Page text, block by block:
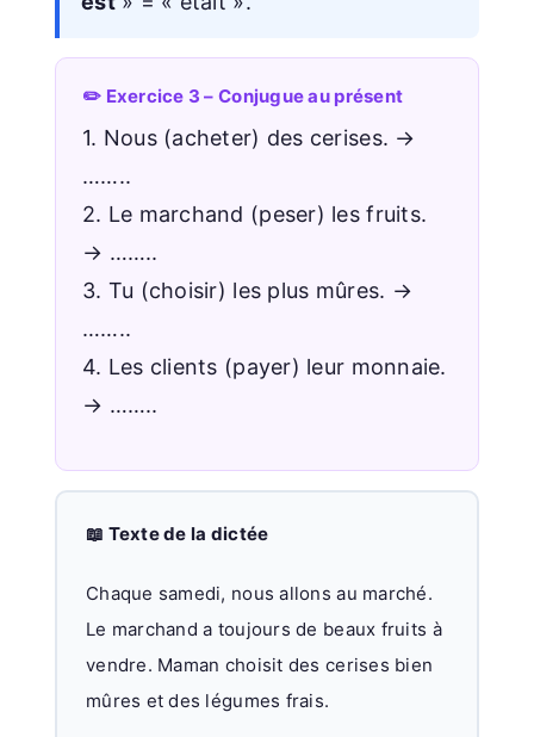
✏️ Exercice 3 – Conjugue au présent
1. Nous (acheter) des cerises. →
……..
2. Le marchand (peser) les fruits.
→ ……..
3. Tu (choisir) les plus mûres. →
……..
4. Les clients (payer) leur monnaie.
→ ……..
📖 Texte de la dictée
Chaque samedi, nous allons au marché.
Le marchand a toujours de beaux fruits à
vendre. Maman choisit des cerises bien
mûres et des légumes frais.